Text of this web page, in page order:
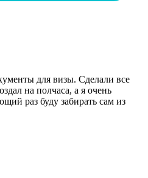
для визы. Сделали все
на полчаса, а я очень
раз буду забирать сам из